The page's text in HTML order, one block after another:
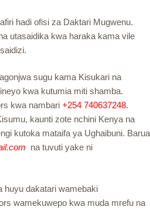
hadi ofisi za Daktari Mugwenu.
utasaidika kwa haraka kama vile
sugu kama Kisukari na
kwa kutumia miti shamba.
kwa nambari +254 740637248.
kaunti zote nchini Kenya na
kutoka mataifa ya Ughaibuni. Barua
na tuvuti yake ni
huyu dakatari wamebaki
wamekuwepo kwa muda mrefu na